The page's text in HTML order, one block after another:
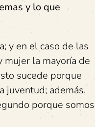
y lo que
y en el caso de las
la mayoría de
sucede porque
juventud; además,
porque somos